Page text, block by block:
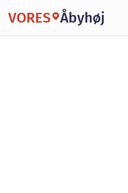
VORES Åbyhøj